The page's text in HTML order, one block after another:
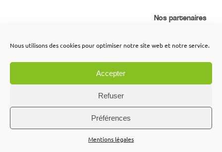
Nous utilisons des cookies pour optimiser notre site web et notre service.
Accepter
Refuser
Préférences
Mentions légales
Nos partenaires
Conditions générales de vente
Contactez-nous
Site réalisé parLabo Web Création